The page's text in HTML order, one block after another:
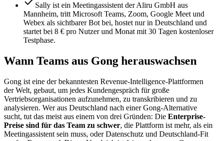
Sally ist ein Meetingassistent der Aliru GmbH aus
Mannheim, tritt Microsoft Teams, Zoom, Google Meet und
Webex als sichtbarer Bot bei, hostet nur in Deutschland und
startet bei 8 € pro Nutzer und Monat mit 30 Tagen kostenloser
Testphase.
Wann Teams aus Gong herauswachsen
Gong ist eine der bekanntesten Revenue-Intelligence-Plattformen
der Welt, gebaut, um jedes Kundengespräch für große
Vertriebsorganisationen aufzunehmen, zu transkribieren und zu
analysieren. Wer aus Deutschland nach einer Gong-Alternative
sucht, tut das meist aus einem von drei Gründen: Die Enterprise-
Preise sind für das Team zu schwer, die Plattform ist mehr, als ein
Meetingassistent sein muss, oder Datenschutz und Deutschland-Fit